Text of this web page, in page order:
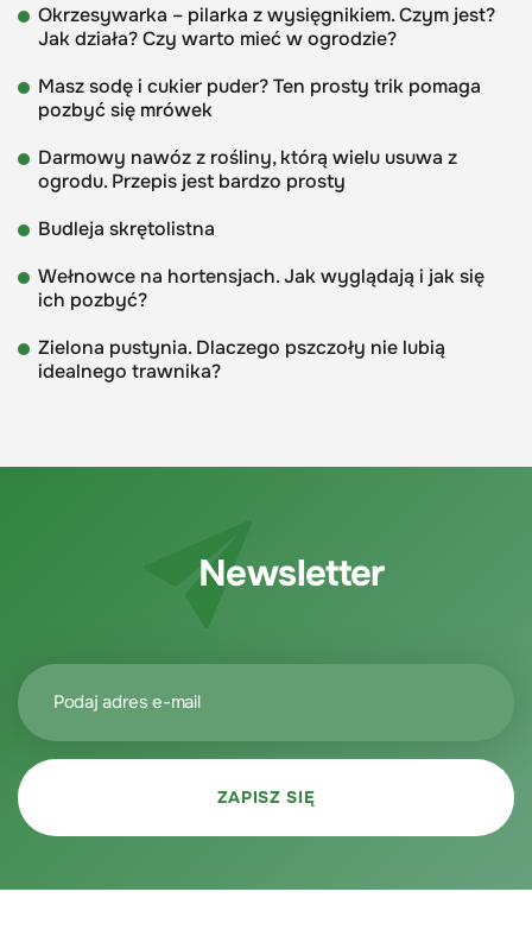
Okrzesywarka – pilarka z wysięgnikiem. Czym jest?
Jak działa? Czy warto mieć w ogrodzie?
Masz sodę i cukier puder? Ten prosty trik pomaga
pozbyć się mrówek
Darmowy nawóz z rośliny, którą wielu usuwa z
ogrodu. Przepis jest bardzo prosty
Budleja skrętolistna
Wełnowce na hortensjach. Jak wyglądają i jak się
ich pozbyć?
Zielona pustynia. Dlaczego pszczoły nie lubią
idealnego trawnika?
Newsletter